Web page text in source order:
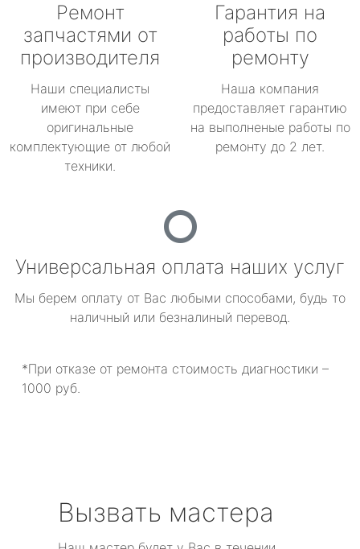
Ремонт
запчастями от
производителя
Наши специалисты
имеют при себе
оригинальные
комплектующие от любой
техники.
Гарантия на
работы по
ремонту
Наша компания
предоставляет гарантию
на выполненые работы по
ремонту до 2 лет.
Универсальная оплата наших услуг
Мы берем оплату от Вас любыми способами, будь то
наличный или безналиный перевод.
*При отказе от ремонта стоимость диагностики –
1000 руб.
Вызвать мастера